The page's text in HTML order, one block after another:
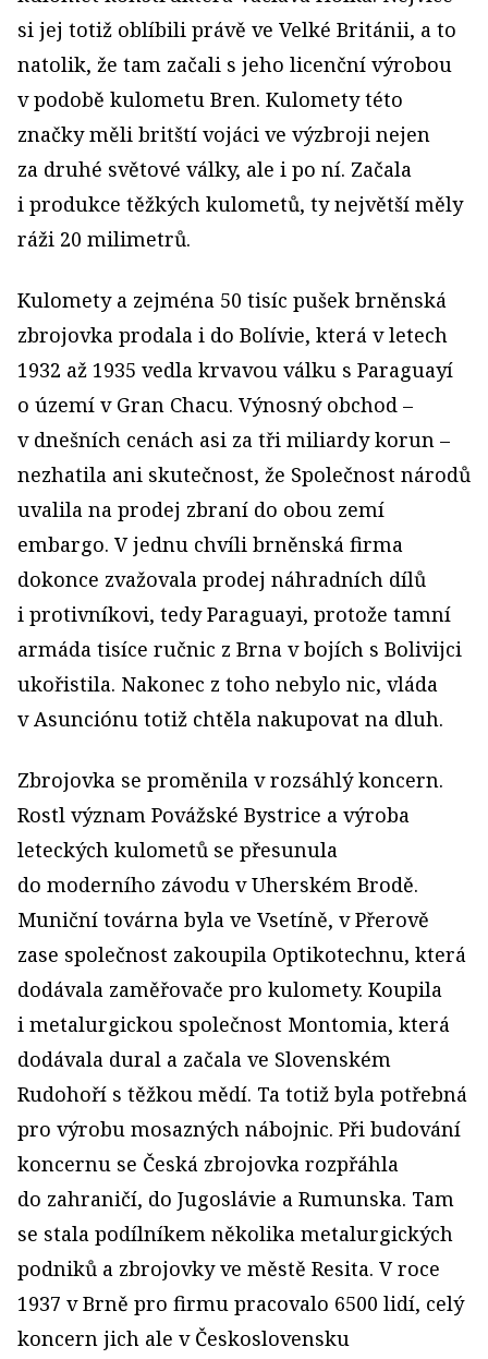
si jej totiž oblíbili právě ve Velké Británii, a to
natolik, že tam začali s jeho licenční výrobou
v podobě kulometu Bren. Kulomety této
značky měli britští vojáci ve výzbroji nejen
za druhé světové války, ale i po ní. Začala
i produkce těžkých kulometů, ty největší měly
ráži 20 milimetrů.
Kulomety a zejména 50 tisíc pušek brněnská
zbrojovka prodala i do Bolívie, která v letech
1932 až 1935 vedla krvavou válku s Paraguayí
o území v Gran Chacu. Výnosný obchod –
v dnešních cenách asi za tři miliardy korun –
nezhatila ani skutečnost, že Společnost národů
uvalila na prodej zbraní do obou zemí
embargo. V jednu chvíli brněnská firma
dokonce zvažovala prodej náhradních dílů
i protivníkovi, tedy Paraguayi, protože tamní
armáda tisíce ručnic z Brna v bojích s Bolivijci
ukořistila. Nakonec z toho nebylo nic, vláda
v Asunciónu totiž chtěla nakupovat na dluh.
Zbrojovka se proměnila v rozsáhlý koncern.
Rostl význam Povážské Bystrice a výroba
leteckých kulometů se přesunula
do moderního závodu v Uherském Brodě.
Muniční továrna byla ve Vsetíně, v Přerově
zase společnost zakoupila Optikotechnu, která
dodávala zaměřovače pro kulomety. Koupila
i metalurgickou společnost Montomia, která
dodávala dural a začala ve Slovenském
Rudohoří s těžkou mědí. Ta totiž byla potřebná
pro výrobu mosazných nábojnic. Při budování
koncernu se Česká zbrojovka rozpřáhla
do zahraničí, do Jugoslávie a Rumunska. Tam
se stala podílníkem několika metalurgických
podniků a zbrojovky ve městě Resita. V roce
1937 v Brně pro firmu pracovalo 6500 lidí, celý
koncern jich ale v Československu